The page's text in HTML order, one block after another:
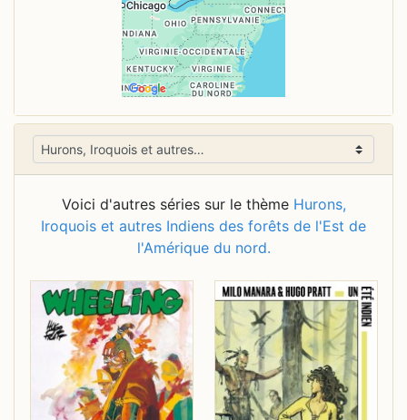
Voici d'autres séries sur le thème Hurons,
Iroquois et autres Indiens des forêts de l'Est de
l'Amérique du nord.